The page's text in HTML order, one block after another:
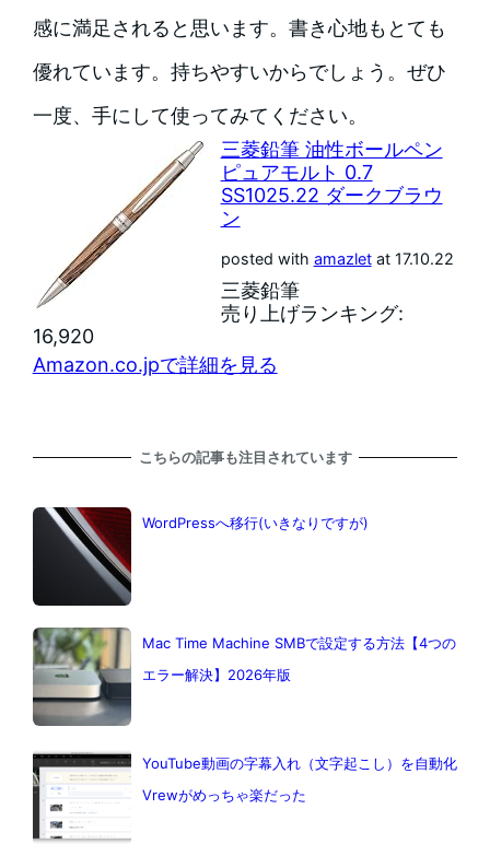
感に満足されると思います。書き心地もとても
優れています。持ちやすいからでしょう。ぜひ
一度、手にして使ってみてください。
三菱鉛筆 油性ボールペン
ピュアモルト 0.7
SS1025.22 ダークブラウ
ン
posted with amazletat 17.10.22
三菱鉛筆
売り上げランキング:
16,920
Amazon.co.jpで詳細を見る
こちらの記事も注目されています
WordPressへ移行(いきなりですが)
Mac Time Machine SMBで設定する方法【4つの
エラー解決】2026年版
YouTube動画の字幕入れ（文字起こし）を自動化
Vrewがめっちゃ楽だった